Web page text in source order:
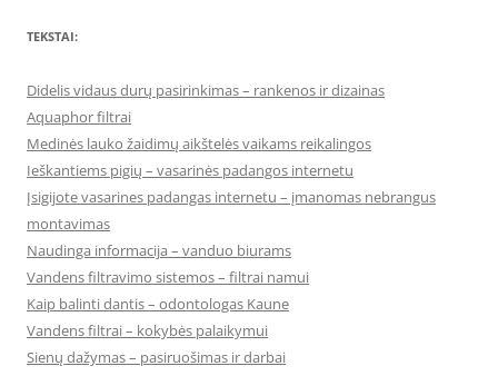
TEKSTAI:
Didelis vidaus durų pasirinkimas – rankenos ir dizainas
Aquaphor filtrai
Medinės lauko žaidimų aikštelės vaikams reikalingos
Ieškantiems pigių – vasarinės padangos internetu
Įsigijote vasarines padangas internetu – įmanomas nebrangus
montavimas
Naudinga informacija – vanduo biurams
Vandens filtravimo sistemos – filtrai namui
Kaip balinti dantis – odontologas Kaune
Vandens filtrai – kokybės palaikymui
Sienų dažymas – pasiruošimas ir darbai